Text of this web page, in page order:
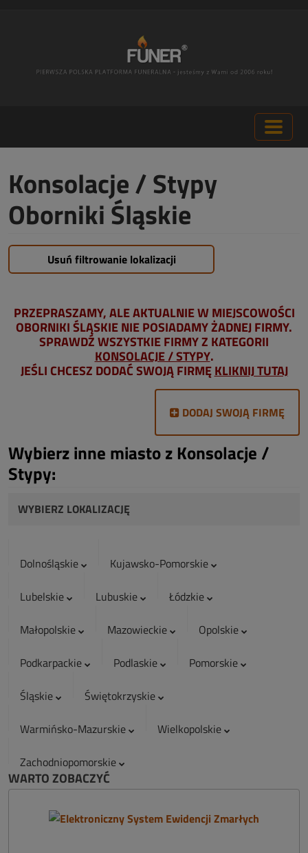
Konsolacje / Stypy
Oborniki Śląskie
Usuń filtrowanie lokalizacji
PRZEPRASZAMY, ALE AKTUALNIE W MIEJSCOWOŚCI
OBORNIKI ŚLĄSKIE NIE POSIADAMY ŻADNEJ FIRMY.
SPRAWDŹ WSZYSTKIE FIRMY Z KATEGORII
KONSOLACJE / STYPY.
JEŚLI CHCESZ DODAĆ SWOJĄ FIRMĘKLIKNIJ TUTAJ
DODAJ SWOJĄ FIRMĘ
Wybierz inne miasto z Konsolacje /
Stypy:
WYBIERZ LOKALIZACJĘ
Dolnośląskie
Kujawsko-Pomorskie
Lubelskie
Lubuskie
Łódzkie
Małopolskie
Mazowieckie
Opolskie
Podkarpackie
Podlaskie
Pomorskie
Śląskie
Świętokrzyskie
Warmińsko-Mazurskie
Wielkopolskie
Zachodniopomorskie
WARTO ZOBACZYĆ